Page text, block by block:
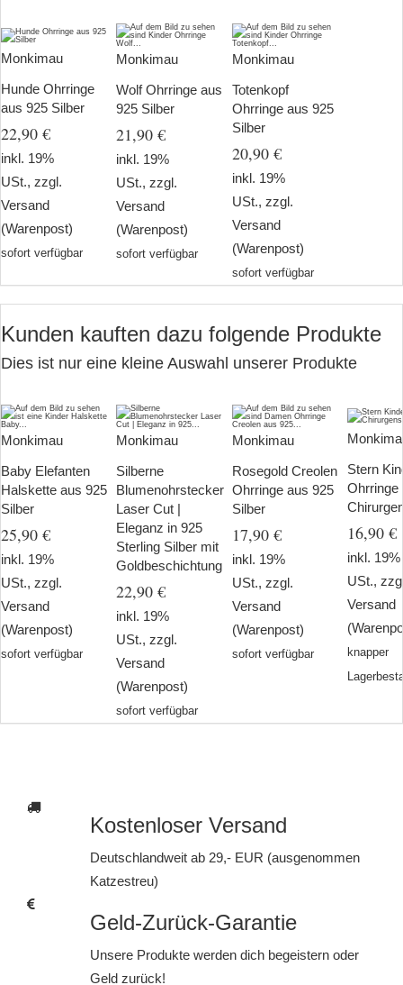
Monkimau
Hunde Ohrringe
aus 925 Silber
22,90 €
inkl. 19%
USt., zzgl.
Versand
(Warenpost)
sofort verfügbar
Monkimau
Wolf Ohrringe aus
925 Silber
21,90 €
inkl. 19%
USt., zzgl.
Versand
(Warenpost)
sofort verfügbar
Monkimau
Totenkopf
Ohrringe aus 925
Silber
20,90 €
inkl. 19%
USt., zzgl.
Versand
(Warenpost)
sofort verfügbar
Kunden kauften dazu folgende Produkte
Dies ist nur eine kleine Auswahl unserer Produkte
Monkimau
Baby Elefanten
Halskette aus 925
Silber
25,90 €
inkl. 19%
USt., zzgl.
Versand
(Warenpost)
sofort verfügbar
Monkimau
Silberne
Blumenohrstecker
Laser Cut |
Eleganz in 925
Sterling Silber mit
Goldbeschichtung
22,90 €
inkl. 19%
USt., zzgl.
Versand
(Warenpost)
sofort verfügbar
Monkimau
Rosegold Creolen
Ohrringe aus 925
Silber
17,90 €
inkl. 19%
USt., zzgl.
Versand
(Warenpost)
sofort verfügbar
Stern
Ohrringe
16,90 €
inkl. 19%
USt.,
Versand
knapper
Kostenloser Versand
Deutschlandweit ab 29,- EUR (ausgenommen
Katzestreu)
Geld-Zurück-Garantie
Unsere Produkte werden dich begeistern oder
Geld zurück!